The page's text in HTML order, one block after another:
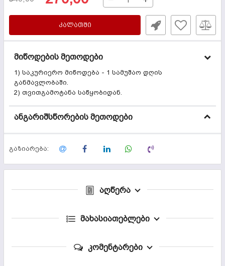
ᲙᲐᲚᲐᲗᲨᲘ
მიწოდების მეთოდები
1) საკურიერო მიწოდება - 1 სამუშაო დღის
განმავლობაში.
2) თვითგამოტანა საწყობიდან.
ანგარიშსწორების მეთოდები
გაზიარება:
აღწერა
მახასიათებლები
კომენტარები